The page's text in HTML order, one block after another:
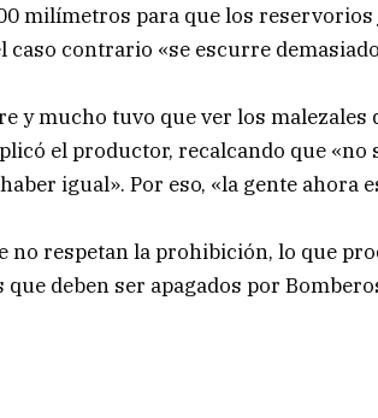
milímetros para que los
caso contrario «se escurre
y mucho tuvo que ver los malezales
el productor, recalcando que «no
igual». Por eso, «la gente ahora
no respetan la prohibición, lo que
deben ser apagados por